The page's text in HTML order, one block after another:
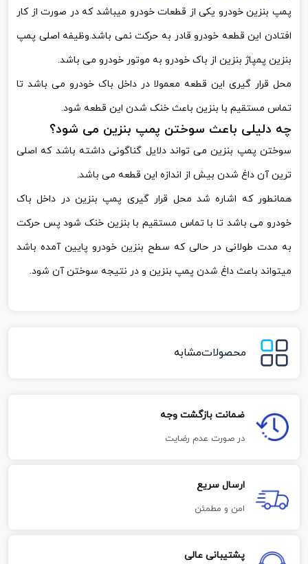
پمپ بنزین خودرو یکی از قطعات خودرو میباشد که در صورت از کار
افتادن این قطعه خودرو قادر به حرکت نمی باشد.وظیفه اصلی پمپ
بنزین پمپاژ بنزین از باک خودرو به موتور خودرو می باشد.
محل قرار گیری این قطعه معمولا در داخل باک خودرو می باشد تا
تماس مستقیم با بنزین باعث خنک شدن این قطعه شود.
چه دلیلی باعث سوختن پمپ بنزین می شود؟
سوختن پمپ بنزین می تواند دلایل گناگونی داشته باشد که اصلی
ترین آن داغ شدن بیش از اندازه این قطعه می باشد.
همانطور که اشاره شد محل قرار گیری پمپ بنزین در داخل باک
خودرو می باشد تا با تماس مستقیم با بنزین خنک شود پس حرکت
به مدت طولانی در حالی که سطح بنزین خودرو پایین آمده باشد
میتواند باعث داغ شدن پمپ بنزین و در نتیجه سوختن آن شود.
محصولاتمشابه
ضمانت بازگشت وجه
در صورت عدم رضایت
ارسال سریع
امن و مطمئن
پشتیبانی عالی